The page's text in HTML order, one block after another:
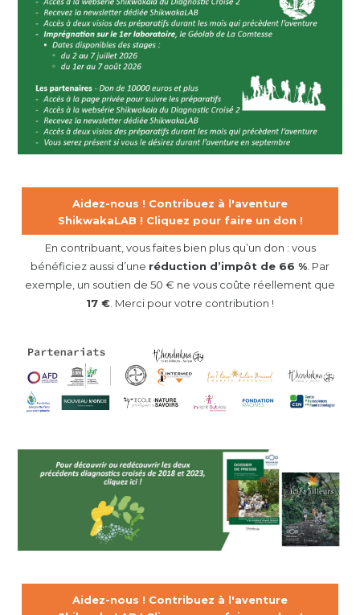
Aidez-nous ! Contribuez à l'aventure
ShikwakaLAB ! Cliquez pour faire un don !
En contribuant, vous faites bien plus qu’un don : vous
bénéficiez aussi d’une réduction d’impôt de 66 % . Par
exemple, un soutien de 50 € ne vous coûte réellement que
17 € . Merci pour votre contribution !
Aidez-nous ! Contribuez à l'aventure